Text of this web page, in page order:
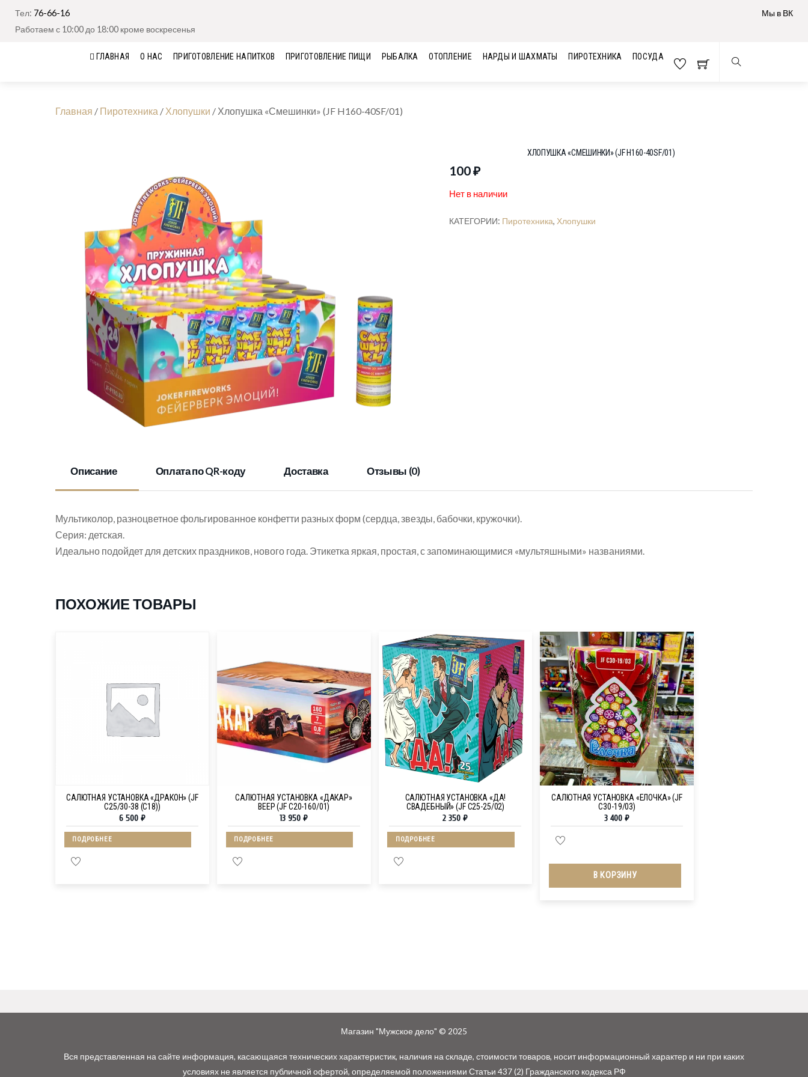
Тел: 76-66-16
Работаем с 10:00 до 18:00 кроме воскресенья
Мы в ВК
ГЛАВНАЯ О НАС ПРИГОТОВЛЕНИЕ НАПИТКОВ ПРИГОТОВЛЕНИЕ ПИЩИ РЫБАЛКА ОТОПЛЕНИЕ НАРДЫ И ШАХМАТЫ ПИРОТЕХНИКА ПОСУДА
Главная / Пиротехника / Хлопушки / Хлопушка «Смешинки» (JF H160-40SF/01)
ХЛОПУШКА «СМЕШИНКИ» (JF H160-40SF/01)
100₽
Нет в наличии
КАТЕГОРИИ: Пиротехника, Хлопушки
Описание Оплата по QR-коду Доставка Отзывы (0)
Мультиколор, разноцветное фольгированное конфетти разных форм (сердца, звезды, бабочки, кружочки).
Серия: детская.
Идеально подойдет для детских праздников, нового года. Этикетка яркая, простая, с запоминающимися «мультяшными» названиями.
ПОХОЖИЕ ТОВАРЫ
САЛЮТНАЯ УСТАНОВКА «ДРАКОН» (JF
C25/30-38 (C18))
6 500 ₽
ПОДРОБНЕЕ
САЛЮТНАЯ УСТАНОВКА «ДАКАР»
ВЕЕР (JF C20-160/01)
13 950₽
ПОДРОБНЕЕ
САЛЮТНАЯ УСТАНОВКА «ДА!
СВАДЕБНЫЙ» (JF C25-25/02)
2 350₽
ПОДРОБНЕЕ
САЛЮТНАЯ УСТАНОВКА «ЕЛОЧКА» (JF
C30-19/03)
3 400₽
В КОРЗИНУ
Магазин "Мужское дело" © 2025
Вся представленная на сайте информация, касающаяся технических характеристик, наличия на складе, стоимости товаров, носит информационный характер и ни при каких
условиях не является публичной офертой, определяемой положениями Статьи 437 (2) Гражданского кодекса РФ